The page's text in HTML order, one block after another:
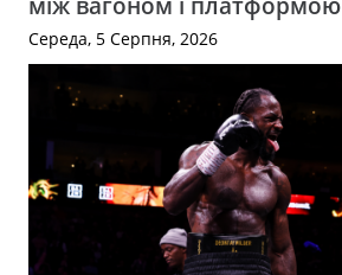
Середа, 5 Серпня, 2026